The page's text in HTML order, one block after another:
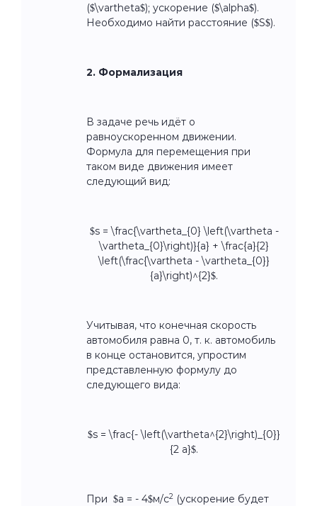
($\vartheta$); ускорение ($\alpha$).
Необходимо найти расстояние ($S$).
2. Формализация
В задаче речь идёт о
равноускоренном движении.
Формула для перемещения при
таком виде движения имеет
следующий вид:
$s = \frac{\vartheta_{0} \left(\vartheta -
\vartheta_{0}\right)}{a} + \frac{a}{2}
\left(\frac{\vartheta - \vartheta_{0}}
{a}\right)^{2}$.
Учитывая, что конечная скорость
автомобиля равна 0, т. к. автомобиль
в конце остановится, упростим
представленную формулу до
следующего вида:
$s = \frac{- \left(\vartheta^{2}\right)_{0}}
{2 a}$.
При $a = - 4$м/с2 (ускорение будет